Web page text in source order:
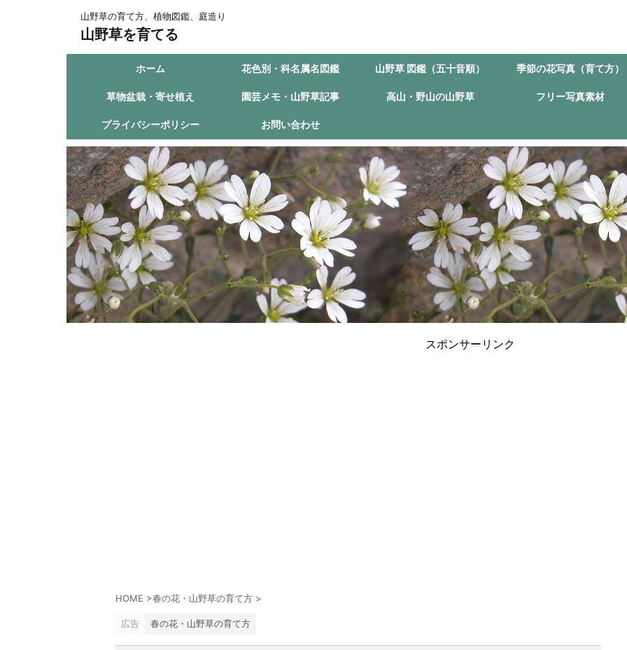
山野草の育て方、植物図鑑、庭造り
山野草を育てる
ホーム 花色別・科名属名図鑑 山野草 図鑑（五十音順） 季節の花写真（育て方）
草物盆栽・寄せ植え 園芸メモ・山野草記事 高山・野山の山野草 フリー写真素材
プライバシーポリシー お問い合わせ
スポンサーリンク
HOME >春の花・山野草の育て方 >
広告 春の花・山野草の育て方